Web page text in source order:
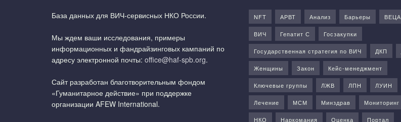
База данных для ВИЧ-сервисных НКО России.
Мы ждем ваши исследования, примеры
информационных и фандрайзинговых кампаний по
адресу электронной почты: office@haf-spb.org.
Сайт разработан благотворительным фондом
«Гуманитарное действие» при поддержке
организации AFEW International.
NFT АРВТ Анализ Барьеры ВЕЦА
ВИЧ Гепатит С Госзакупки
Государственная стратегия по ВИЧ ДКП
Женщины Закон Кейс-менеджмент
Ключевые группы ЛЖВ ЛПН ЛУИН
Лечение МСМ Минздрав Мониторинг
НКО Наркомания Оценка Портал